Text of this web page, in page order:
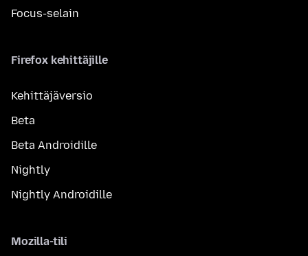
Focus-selain
Firefox kehittäjille
Kehittäjäversio
Beta
Beta Androidille
Nightly
Nightly Androidille
Mozilla-tili